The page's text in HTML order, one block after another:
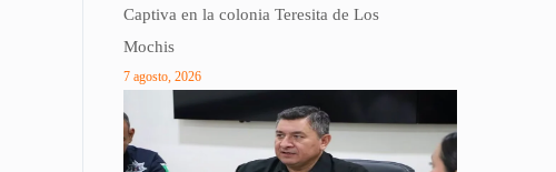
Captiva en la colonia Teresita de Los
Mochis
7 agosto, 2026